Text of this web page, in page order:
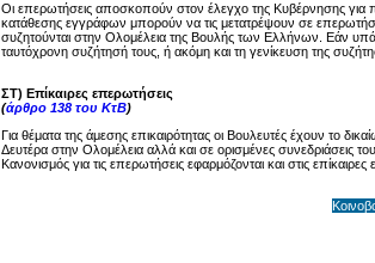
Οι επερωτήσεις αποσκοπούν στον έλεγχο της Κυβέρνησης για
κατάθεσης εγγράφων μπορούν να τις μετατρέψουν σε
συζητούνται στην Ολομέλεια της Βουλής των Ελλήνων. Εάν
ταυτόχρονη συζήτησή τους, ή ακόμη και τη γενίκευση της
ΣΤ) Επίκαιρες επερωτήσεις
(άρθρο 138 του ΚτΒ)
Για θέματα της άμεσης επικαιρότητας οι Βουλευτές έχουν το
Δευτέρα στην Ολομέλεια αλλά και σε ορισμένες συνεδριάσεις
Κανονισμός για τις επερωτήσεις εφαρμόζονται και στις επίκαιρες